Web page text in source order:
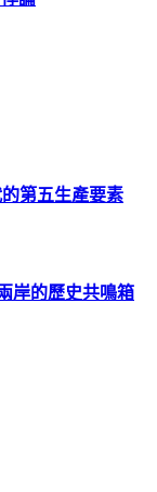
第五生產要素
岸的歷史共鳴箱